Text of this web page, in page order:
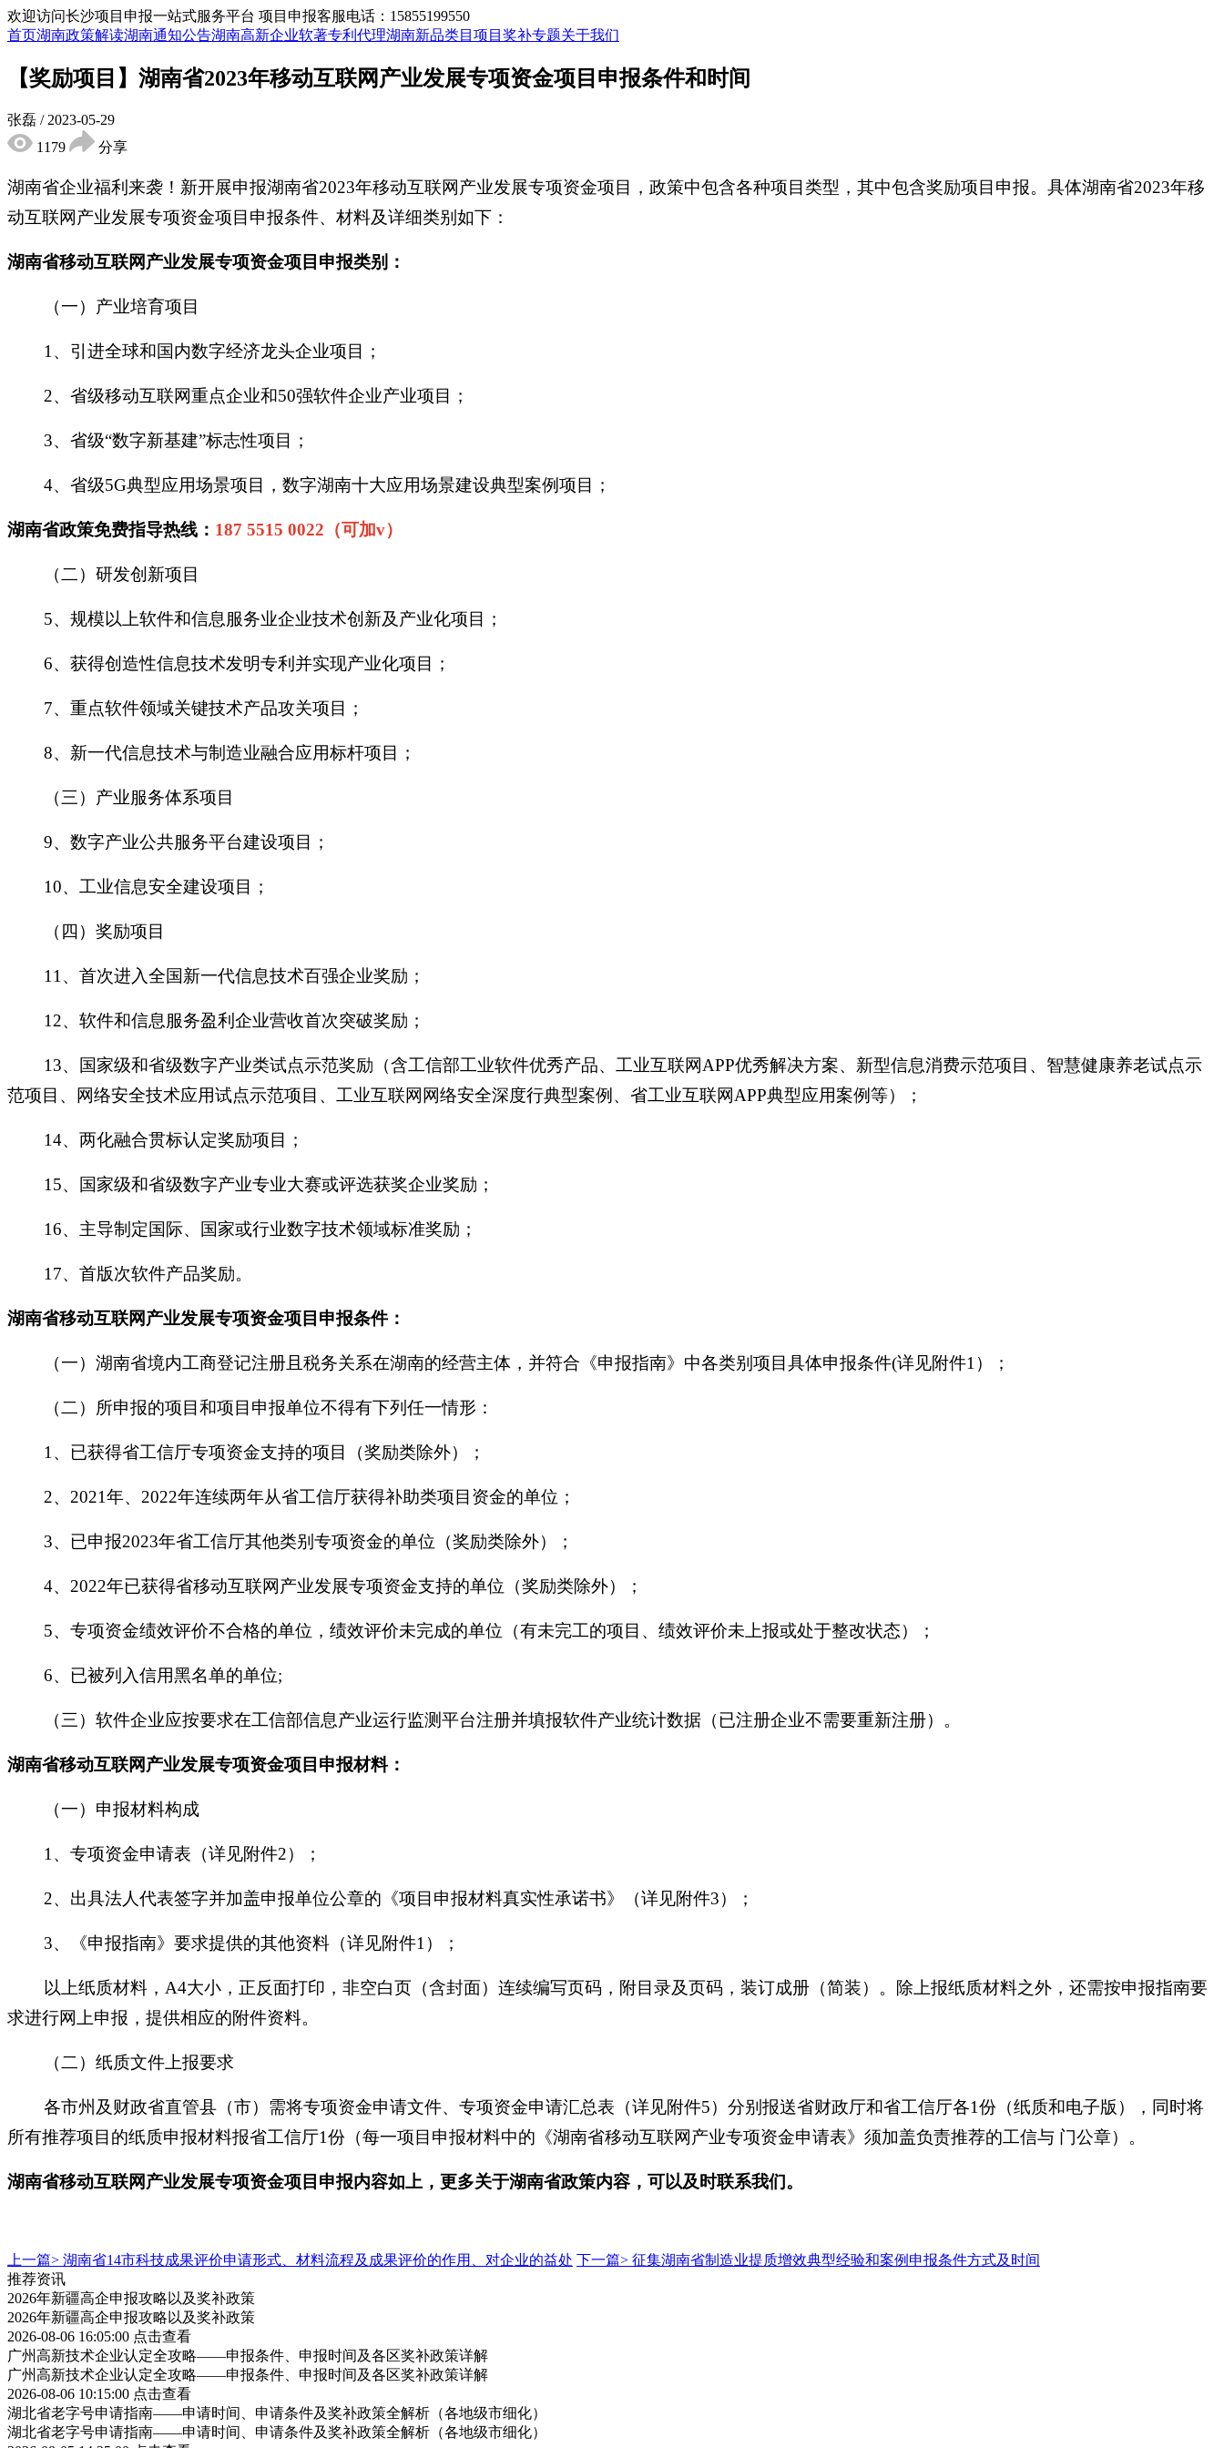
欢迎访问长沙项目申报一站式服务平台 项目申报客服电话：15855199550
首页湖南政策解读湖南通知公告湖南高新企业软著专利代理湖南新品类目 项目奖补专题关于我们
【奖励项目】湖南省2023年移动互联网产业发展专项资金项目申报条件和时间
张磊 / 2023-05-29
1179
分享
湖南省企业福利来袭！新开展申报湖南省2023年移动互联网产业发展专项资金项目，政策中包含各种项目类型，其中包含奖励项目申报。具体湖南省2023年移
动互联网产业发展专项资金项目申报条件、材料及详细类别如下：
湖南省移动互联网产业发展专项资金项目申报类别：
（一）产业培育项目
1、引进全球和国内数字经济龙头企业项目；
2、省级移动互联网重点企业和50强软件企业产业项目；
3、省级“数字新基建”标志性项目；
4、省级5G典型应用场景项目，数字湖南十大应用场景建设典型案例项目；
湖南省政策免费指导热线： 187 5515 0022（可加v）
（二）研发创新项目
5、规模以上软件和信息服务业企业技术创新及产业化项目；
6、获得创造性信息技术发明专利并实现产业化项目；
7、重点软件领域关键技术产品攻关项目；
8、新一代信息技术与制造业融合应用标杆项目；
（三）产业服务体系项目
9、数字产业公共服务平台建设项目；
10、工业信息安全建设项目；
（四）奖励项目
11、首次进入全国新一代信息技术百强企业奖励；
12、软件和信息服务盈利企业营收首次突破奖励；
13、国家级和省级数字产业类试点示范奖励（含工信部工业软件优秀产品、工业互联网APP优秀解决方案、新型信息消费示范项目、智慧健康养老试点示
范项目、网络安全技术应用试点示范项目、工业互联网网络安全深度行典型案例、省工业互联网APP典型应用案例等）；
14、两化融合贯标认定奖励项目；
15、国家级和省级数字产业专业大赛或评选获奖企业奖励；
16、主导制定国际、国家或行业数字技术领域标准奖励；
17、首版次软件产品奖励。
湖南省移动互联网产业发展专项资金项目 申报条件：
（一）湖南省境内工商登记注册且税务关系在湖南的经营主体，并符合《申报指南》中各类别项目具体申报条件(详见附件1）；
（二）所申报的项目和项目申报单位不得有下列任一情形：
1、已获得省工信厅专项资金支持的项目（奖励类除外）；
2、2021年、2022年连续两年从省工信厅获得补助类项目资金的单位；
3、已申报2023年省工信厅其他类别专项资金的单位（奖励类除外）；
4、2022年已获得省移动互联网产业发展专项资金支持的单位（奖励类除外）；
5、专项资金绩效评价不合格的单位，绩效评价未完成的单位（有未完工的项目、绩效评价未上报或处于整改状态）；
6、已被列入信用黑名单的单位;
（三）软件企业应按要求在工信部信息产业运行监测平台注册并填报软件产业统计数据（已注册企业不需要重新注册）。
湖南省移动互联网产业发展专项资金项目 申报材料：
（一）申报材料构成
1、专项资金申请表（详见附件2）；
2、出具法人代表签字并加盖申报单位公章的《项目申报材料真实性承诺书》（详见附件3）；
3、《申报指南》要求提供的其他资料（详见附件1）；
以上纸质材料，A4大小，正反面打印，非空白页（含封面）连续编写页码，附目录及页码，装订成册（简装）。除上报纸质材料之外，还需按申报指南要
求进行网上申报，提供相应的附件资料。
（二）纸质文件上报要求
各市州及财政省直管县（市）需将专项资金申请文件、专项资金申请汇总表（详见附件5）分别报送省财政厅和省工信厅各1份（纸质和电子版），同时将
所有推荐项目的纸质申报材料报省工信厅1份（每一项目申报材料中的《湖南省移动互联网产业专项资金申请表》须加盖负责推荐的工信与 门公章）。
湖南省移动互联网产业发展专项资金项目申报内容如上，更多关于湖南省政策内容，可以及时联系我们。
上一篇> 湖南省14市科技成果评价申请形式、材料流程及成果评价的作用、对企业的益处 下一篇> 征集湖南省制造业提质增效典型经验和案例申报条件方式及时间
推荐资讯
2026年新疆高企申报攻略以及奖补政策
2026年新疆高企申报攻略以及奖补政策
2026-08-06 16:05:00 点击查看
广州高新技术企业认定全攻略——申报条件、申报时间及各区奖补政策详解
广州高新技术企业认定全攻略——申报条件、申报时间及各区奖补政策详解
2026-08-06 10:15:00 点击查看
湖北省老字号申请指南——申请时间、申请条件及奖补政策全解析（各地级市细化）
湖北省老字号申请指南——申请时间、申请条件及奖补政策全解析（各地级市细化）